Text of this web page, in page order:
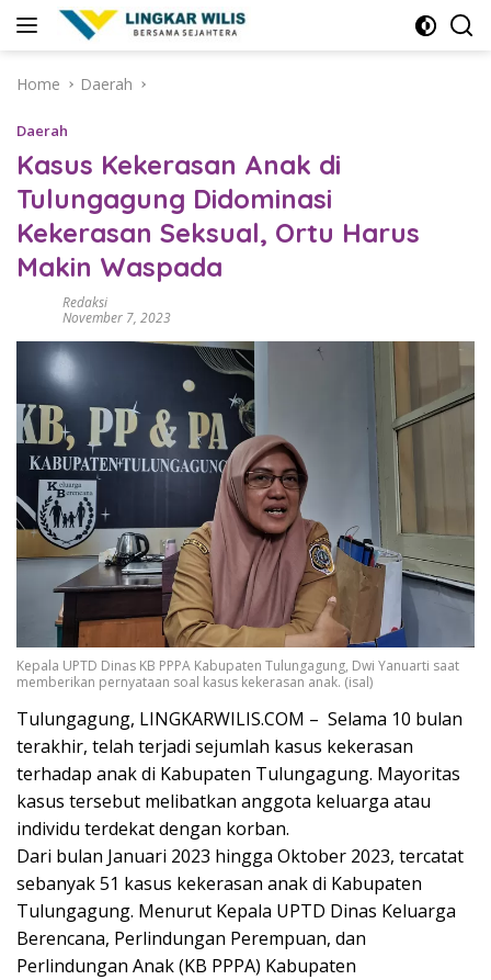
Home
Daerah
Daerah
Kasus Kekerasan Anak di
Tulungagung Didominasi
Kekerasan Seksual, Ortu Harus
Makin Waspada
Redaksi
November 7, 2023
Kepala UPTD Dinas KB PPPA Kabupaten Tulungagung, Dwi Yanuarti saat
memberikan pernyataan soal kasus kekerasan anak. (isal)
Tulungagung, LINGKARWILIS.COM – Selama 10 bulan
terakhir, telah terjadi sejumlah kasus kekerasan
terhadap anak di Kabupaten Tulungagung. Mayoritas
kasus tersebut melibatkan anggota keluarga atau
individu terdekat dengan korban.
Dari bulan Januari 2023 hingga Oktober 2023, tercatat
sebanyak 51 kasus kekerasan anak di Kabupaten
Tulungagung. Menurut Kepala UPTD Dinas Keluarga
Berencana, Perlindungan Perempuan, dan
Perlindungan Anak (KB PPPA) Kabupaten